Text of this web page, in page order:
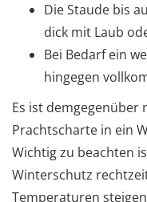
Die Staude bis
dick mit Laub
Bei Bedarf ein
hingegen
Es ist
Prachtscharte in ein
Wichtig zu beachten
Winterschutz
Temperaturen